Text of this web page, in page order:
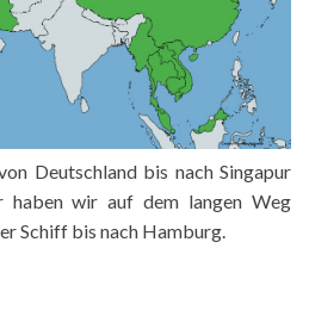
Deutschland bis nach Singapur
haben wir auf dem langen Weg
Schiff bis nach Hamburg.